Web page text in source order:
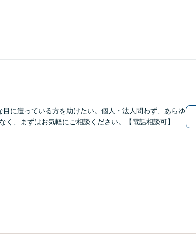
に遭っている方を助けたい。個人・法人問わず、あらゆ
、まずはお気軽にご相談ください。【電話相談可】